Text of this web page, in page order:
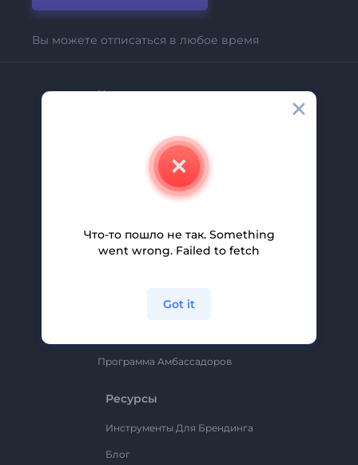
Вы можете отписаться в любое время
Компания
Свяжитесь С Нами
Помощь И Поддержка
Партнерская Программа
Политика Конфиденциальности
Программа Амбассадоров
Ресурсы
Инструменты Для Брендинга
Блог
Что-то пошло не так. Something
went wrong. Failed to fetch
Got it